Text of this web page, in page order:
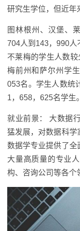
研究生学位，但近年
图林根州、汉堡、
704人到143，990人
不莱梅的学生人数较
梅前州和萨尔州学
053名。学生人数统
1，658，625名学生。
就业前景： 大数据
猛发展，对数据科学
数据学专业提供了全
大量高质量的专业
构、咨询公司等各个